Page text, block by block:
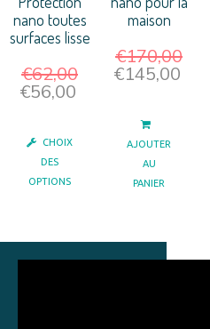
nano toutes
surfaces lisse
€62,00
€56,00
CHOIX
DES
OPTIONS
maison
€170,00
€145,00
AJOUTER
AU
PANIER